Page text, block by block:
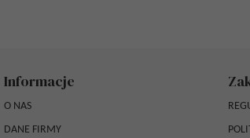
Informacje
O NAS
DANE FIRMY